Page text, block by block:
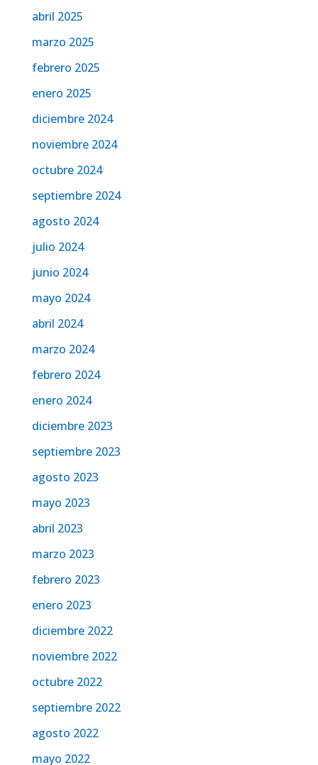
abril 2025
marzo 2025
febrero 2025
enero 2025
diciembre 2024
noviembre 2024
octubre 2024
septiembre 2024
agosto 2024
julio 2024
junio 2024
mayo 2024
abril 2024
marzo 2024
febrero 2024
enero 2024
diciembre 2023
septiembre 2023
agosto 2023
mayo 2023
abril 2023
marzo 2023
febrero 2023
enero 2023
diciembre 2022
noviembre 2022
octubre 2022
septiembre 2022
agosto 2022
mayo 2022